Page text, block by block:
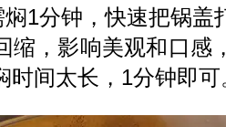
1分钟，快速把锅盖
缩，影响美观和口感
时间太长，1分钟即可